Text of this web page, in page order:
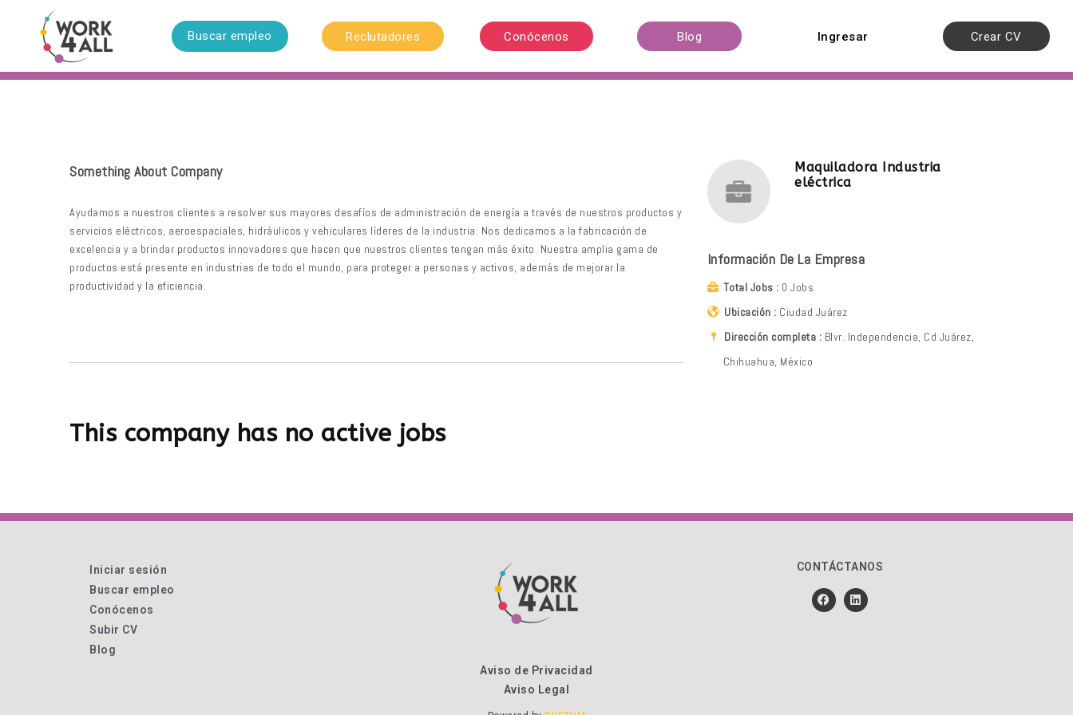
Buscar empleo Reclutadores Conócenos Blog Ingresar Crear CV
Something About Company
Ayudamos a nuestros clientes a resolver sus mayores desafíos de administración de energía a través de nuestros productos y
servicios eléctricos, aeroespaciales, hidráulicos y vehiculares líderes de la industria. Nos dedicamos a la fabricación de
excelencia y a brindar productos innovadores que hacen que nuestros clientes tengan más éxito. Nuestra amplia gama de
productos está presente en industrias de todo el mundo, para proteger a personas y activos, además de mejorar la
productividad y la eficiencia.
This company has no active jobs
Maquiladora Industria
eléctrica
Información De La Empresa
Total Jobs
0 Jobs
Ubicación
Ciudad Juárez
Dirección completa
Blvr. Independencia, Cd Juárez,
Chihuahua, México
Iniciar sesión
Buscar empleo
Conócenos
Subir CV
Blog
Aviso de Privacidad
Aviso Legal
CONTÁCTANOS